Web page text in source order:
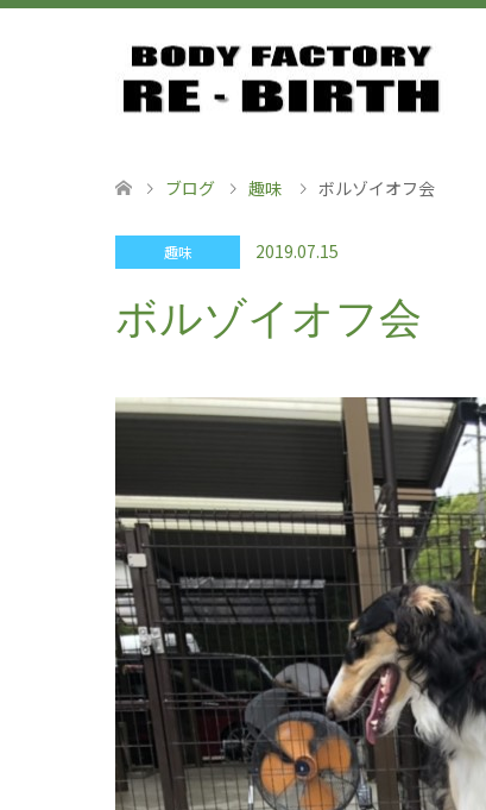
ブログ 趣味 ボルゾイオフ会
趣味 2019.07.15
ボルゾイオフ会